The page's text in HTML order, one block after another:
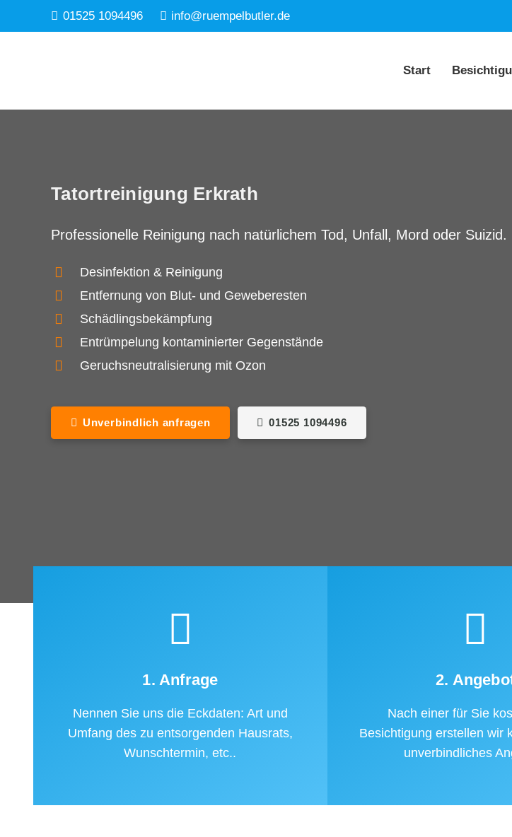
01525 1094496 info@ruempelbutler.de
Start
Tatortreinigung Erkrath
Professionelle Reinigung nach natürlichem Tod, Unfall, Mord oder Suizid.
Desinfektion & Reinigung
Entfernung von Blut- und Geweberesten
Schädlingsbekämpfung
Entrümpelung kontaminierter Gegenstände
Geruchsneutralisierung mit Ozon
Unverbindlich anfragen 01525 1094496
1. Anfrage
Nennen Sie uns die Eckdaten: Art und
Umfang des zu entsorgenden Hausrats,
Wunschtermin, etc..
2.
Nach einer für Sie
Besichtigung erstellen wir
unverbindliches